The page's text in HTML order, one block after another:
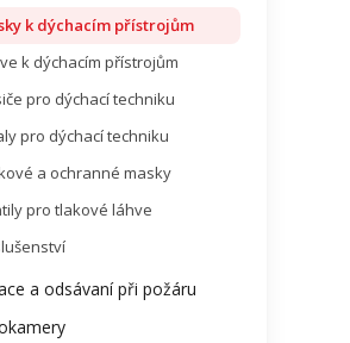
k dýchacím přístrojům
k dýchacím přístrojům
pro dýchací techniku
pro dýchací techniku
a ochranné masky
pro tlakové láhve
a odsávaní při požáru